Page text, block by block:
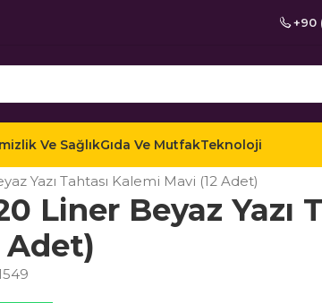
+90
Ve SağlıkGıda Ve MutfakTeknoloji
Yazı Tahtası Kalemi Mavi (12 Adet)
Liner Beyaz Yazı
Adet)